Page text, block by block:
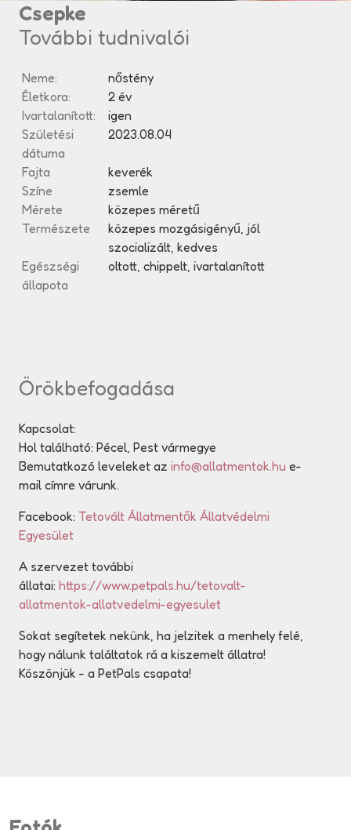
Csepke
További tudnivalói
Neme:
nőstény
Életkora:
2 év
Ivartalanított:
igen
Születési
dátuma
2023.08.04
Fajta
keverék
Színe
zsemle
Mérete
közepes méretű
Természete
közepes mozgásigényű, jól
szocializált, kedves
Egészségi
állapota
oltott, chippelt, ivartalanított
Örökbefogadása
Kapcsolat:
Hol található: Pécel, Pest vármegye
Bemutatkozó leveleket az info@allatmentok.hu e-
mail címre várunk.
Facebook: Tetovált Állatmentők Állatvédelmi
Egyesület
A szervezet további
állatai: https://www.petpals.hu/tetovalt-
allatmentok-allatvedelmi-egyesulet
Sokat segítetek nekünk, ha jelzitek a menhely felé,
hogy nálunk találtatok rá a kiszemelt állatra!
Köszönjük - a PetPals csapata!